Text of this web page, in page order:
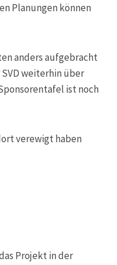
Planungen können
anders aufgebracht
weiterhin über
ist noch
verewigt haben
Projekt in der